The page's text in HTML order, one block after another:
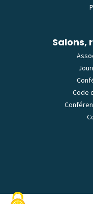
Salons,
Code